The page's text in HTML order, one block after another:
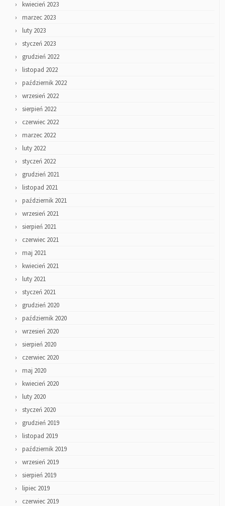
kwiecień 2023
marzec 2023
luty 2023
styczeń 2023
grudzień 2022
listopad 2022
październik 2022
wrzesień 2022
sierpień 2022
czerwiec 2022
marzec 2022
luty 2022
styczeń 2022
grudzień 2021
listopad 2021
październik 2021
wrzesień 2021
sierpień 2021
czerwiec 2021
maj 2021
kwiecień 2021
luty 2021
styczeń 2021
grudzień 2020
październik 2020
wrzesień 2020
sierpień 2020
czerwiec 2020
maj 2020
kwiecień 2020
luty 2020
styczeń 2020
grudzień 2019
listopad 2019
październik 2019
wrzesień 2019
sierpień 2019
lipiec 2019
czerwiec 2019